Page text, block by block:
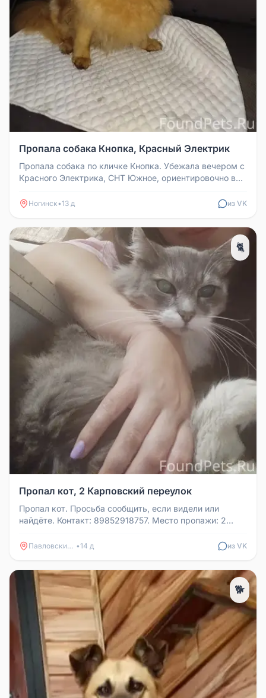
Пропала собака Кнопка, Красный Электрик
Пропала собака по кличке Кнопка. Убежала вечером с
Красного Электрика, СНТ Южное, ориентировочно в
Ногинск•13 д из VK
🐈
Пропал кот, 2 Карповский переулок
Пропал кот. Просьба сообщить, если видели или
найдёте. Контакт: 89852918757. Место пропажи: 2
Павловский Посад •14 д из VK
🐕